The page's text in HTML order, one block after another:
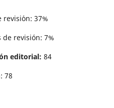
37%
revisión: 7%
editorial: 84
78